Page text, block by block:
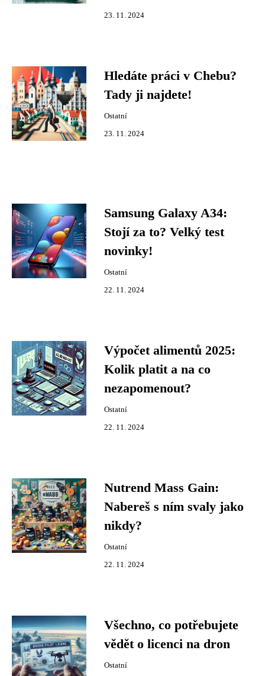
23. 11. 2024
Hledáte práci v Chebu?
Tady ji najdete!
Ostatní
23. 11. 2024
Samsung Galaxy A34:
Stojí za to? Velký test
novinky!
Ostatní
22. 11. 2024
Výpočet alimentů 2025:
Kolik platit a na co
nezapomenout?
Ostatní
22. 11. 2024
Nutrend Mass Gain:
Nabereš s ním svaly jako
nikdy?
Ostatní
22. 11. 2024
Všechno, co potřebujete
vědět o licenci na dron
Ostatní